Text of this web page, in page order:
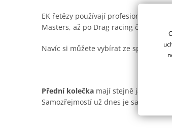
EK řetězy používají profesionální
Masters, až po Drag racing či Road
Navíc si můžete vybírat ze spousty
Přední kolečka mají stejně jako
Samozřejmostí už dnes je samočistící